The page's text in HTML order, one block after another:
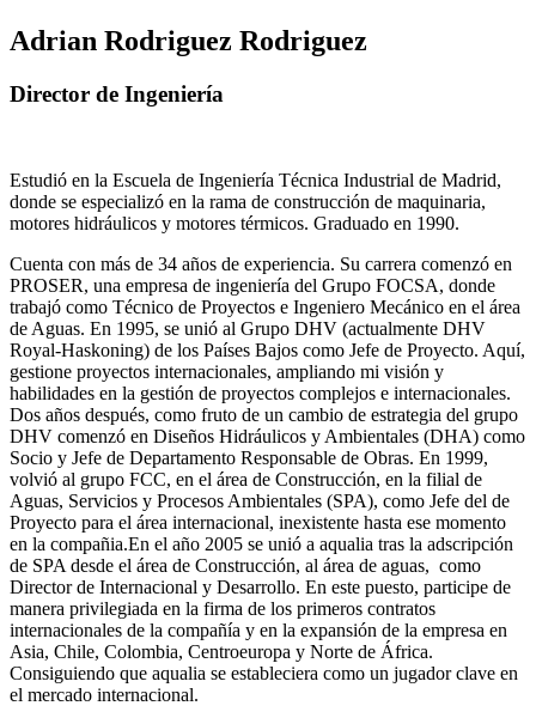
Adrian Rodriguez Rodriguez
Director de Ingeniería
Estudió en la Escuela de Ingeniería Técnica Industrial de Madrid,
donde se especializó en la rama de construcción de maquinaria,
motores hidráulicos y motores térmicos. Graduado en 1990.
Cuenta con más de 34 años de experiencia. Su carrera comenzó en
PROSER, una empresa de ingeniería del Grupo FOCSA, donde
trabajó como Técnico de Proyectos e Ingeniero Mecánico en el área
de Aguas. En 1995, se unió al Grupo DHV (actualmente DHV
Royal-Haskoning) de los Países Bajos como Jefe de Proyecto. Aquí,
gestione proyectos internacionales, ampliando mi visión y
habilidades en la gestión de proyectos complejos e internacionales.
Dos años después, como fruto de un cambio de estrategia del grupo
DHV comenzó en Diseños Hidráulicos y Ambientales (DHA) como
Socio y Jefe de Departamento Responsable de Obras. En 1999,
volvió al grupo FCC, en el área de Construcción, en la filial de
Aguas, Servicios y Procesos Ambientales (SPA), como Jefe del de
Proyecto para el área internacional, inexistente hasta ese momento
en la compañia.En el año 2005 se unió a aqualia tras la adscripción
de SPA desde el área de Construcción, al área de aguas, como
Director de Internacional y Desarrollo. En este puesto, participe de
manera privilegiada en la firma de los primeros contratos
internacionales de la compañía y en la expansión de la empresa en
Asia, Chile, Colombia, Centroeuropa y Norte de África.
Consiguiendo que aqualia se estableciera como un jugador clave en
el mercado internacional.